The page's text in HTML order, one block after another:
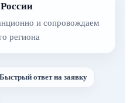
и сопровождаем
региона
Быстрый ответ на заявку